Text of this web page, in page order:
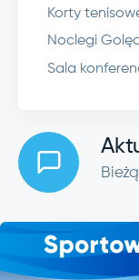
Korty
Noclegi
Sala